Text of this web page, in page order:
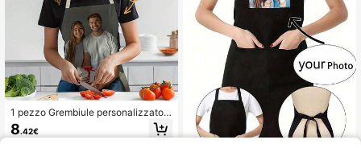
1 pezzo Grembiule personalizzato -
Foto e testo personalizzati, adatto p
er cucina, famiglia, casalinga, comp
8.42€